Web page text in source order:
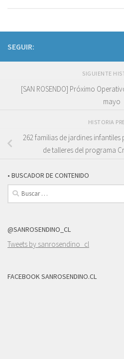
SEGUIR:
SIGUIENTE
[SAN ROSENDO] Próximo
mayo
HISTORIA
262 familias de jardines
de talleres del programa
• BUSCADOR DE CONTENIDO
Buscar:
@SANROSENDINO_CL
Tweets by sanrosendino_cl
FACEBOOK SANROSENDINO.CL